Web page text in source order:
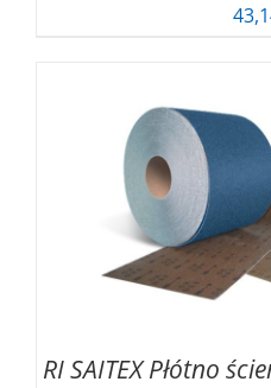
RI SAITEX Płótno